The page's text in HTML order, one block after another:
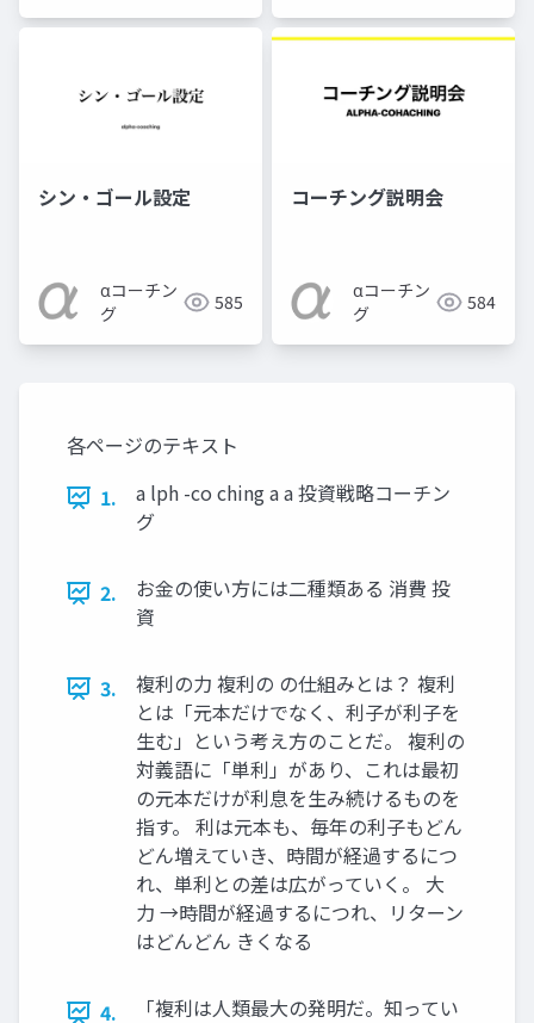
シン・ゴール設定
αコーチン
グ
585
コーチング説明会
αコーチン
グ
584
各ページのテキスト
1.
a lph -co ching a a 投資戦略コーチン
グ
2.
お金の使い方には二種類ある 消費 投
資
3.
複利の力 複利の の仕組みとは？ 複利
とは「元本だけでなく、利子が利子を
生む」という考え方のことだ。 複利の
対義語に「単利」があり、これは最初
の元本だけが利息を生み続けるものを
指す。 利は元本も、毎年の利子もどん
どん増えていき、時間が経過するにつ
れ、単利との差は広がっていく。 大
力 →時間が経過するにつれ、リターン
はどんどん きくなる
4.
「複利は人類最大の発明だ。知ってい